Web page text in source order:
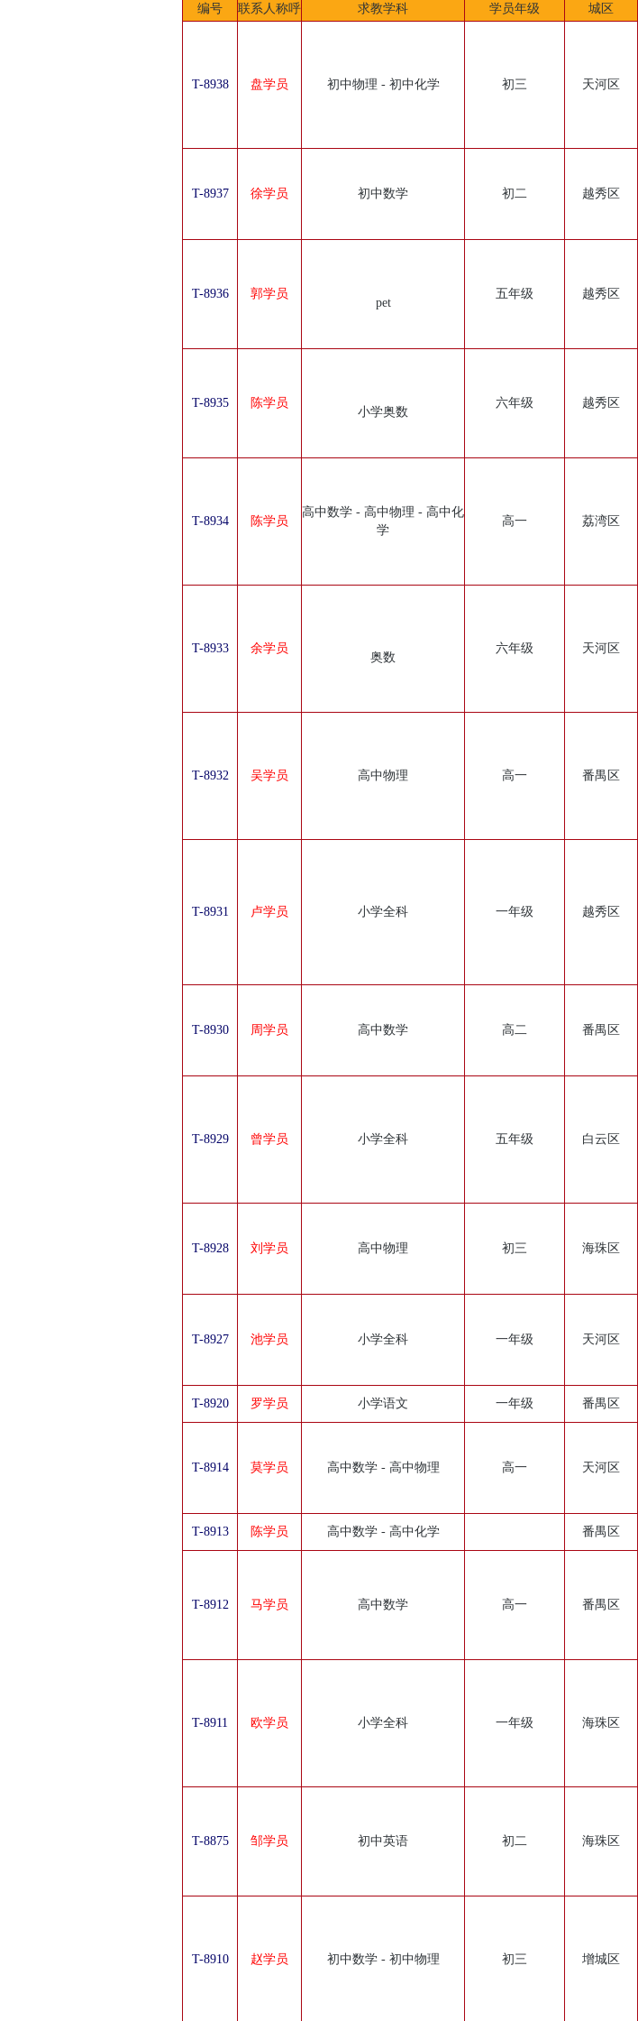
编号 联系人称呼 求教学科 学员年级 城区
T-8938 盘学员 初中物理 - 初中化学 初三 天河区
T-8937 徐学员 初中数学 初二 越秀区
T-8936 郭学员
pet
五年级 越秀区
T-8935 陈学员
小学奥数
六年级 越秀区
T-8934 陈学员
高中数学 - 高中物理 - 高中化
学
高一 荔湾区
T-8933 余学员
奥数
六年级 天河区
T-8932 吴学员 高中物理 高一 番禺区
T-8931 卢学员 小学全科 一年级 越秀区
T-8930 周学员 高中数学 高二 番禺区
T-8929 曾学员 小学全科 五年级 白云区
T-8928 刘学员 高中物理 初三 海珠区
T-8927 池学员 小学全科 一年级 天河区
T-8920 罗学员 小学语文 一年级 番禺区
T-8914 莫学员 高中数学 - 高中物理 高一 天河区
T-8913 陈学员 高中数学 - 高中化学 番禺区
T-8912 马学员 高中数学 高一 番禺区
T-8911 欧学员 小学全科 一年级 海珠区
T-8875 邹学员 初中英语 初二 海珠区
T-8910 赵学员 初中数学 - 初中物理 初三 增城区